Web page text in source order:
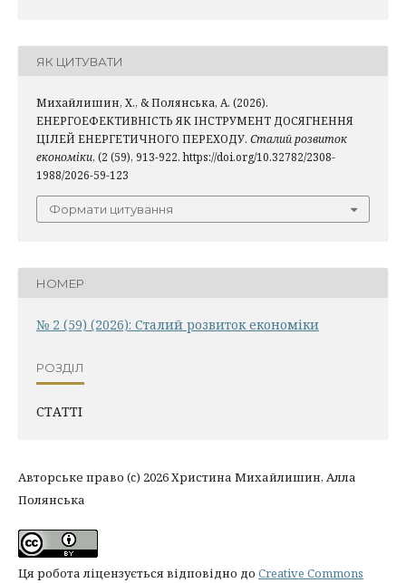
ЯК ЦИТУВАТИ
Михайлишин, Х., & Полянська, А. (2026).
ЕНЕРГОЕФЕКТИВНІСТЬ ЯК ІНСТРУМЕНТ ДОСЯГНЕННЯ
ЦІЛЕЙ ЕНЕРГЕТИЧНОГО ПЕРЕХОДУ. Сталий розвиток
економіки, (2 (59), 913-922. https://doi.org/10.32782/2308-
1988/2026-59-123
Формати цитування
НОМЕР
№ 2 (59) (2026): Сталий розвиток економіки
РОЗДІЛ
СТАТТІ
Авторське право (c) 2026 Христина Михайлишин, Алла
Полянська
Ця робота ліцензується відповідно до Creative Commons